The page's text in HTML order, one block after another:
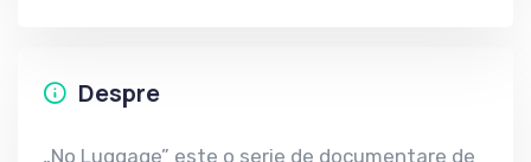
Despre
„No Luggage” este o serie de documentare de